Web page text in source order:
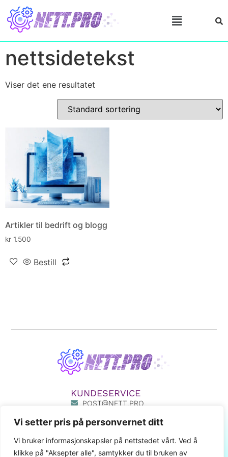
Vi setter pris på personvernet ditt
Vi bruker informasjonskapsler på nettstedet vårt. Ved å
klikke på "Aksepter alle", samtykker du til bruken av
nettsidetekst
Viser det ene resultatet
Artikler til bedrift og blogg
kr 1.500
Bestill
KUNDESERVICE
POST@NETT.PRO
411 80 777
MIN SIDE